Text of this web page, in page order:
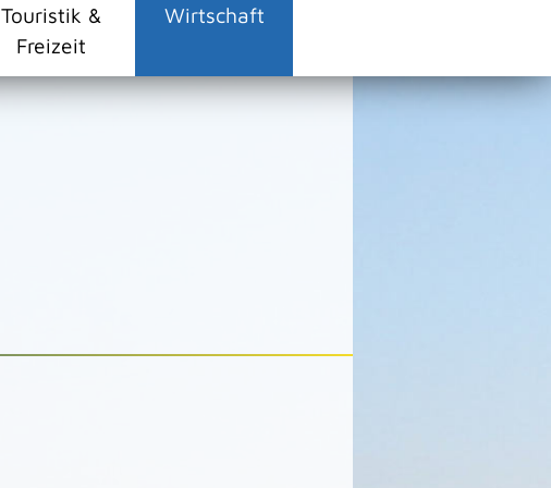
Touristik &
Freizeit
Wirtschaft